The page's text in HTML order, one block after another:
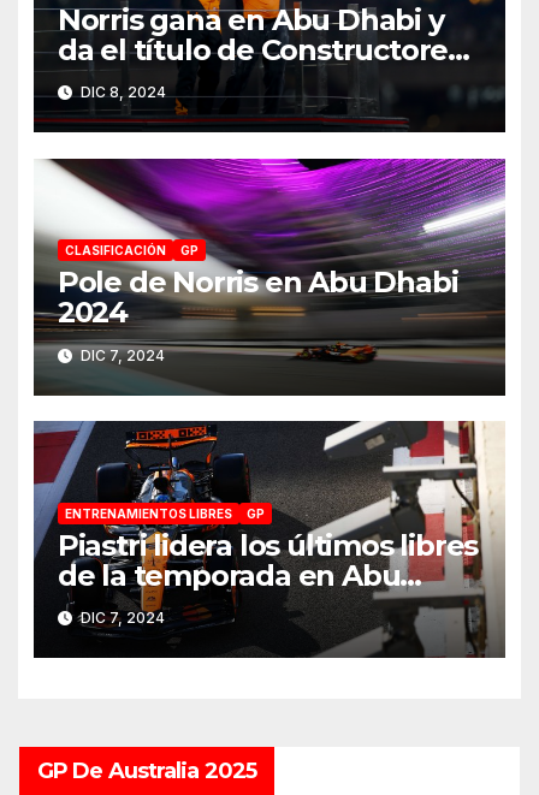
Norris gana en Abu Dhabi y
da el título de Constructores
2024 a McLaren
DIC 8, 2024
CLASIFICACIÓN GP
Pole de Norris en Abu Dhabi
2024
DIC 7, 2024
ENTRENAMIENTOS LIBRES GP
Piastri lidera los últimos libres
de la temporada en Abu
Dhabi 2024
DIC 7, 2024
GP De Australia 2025